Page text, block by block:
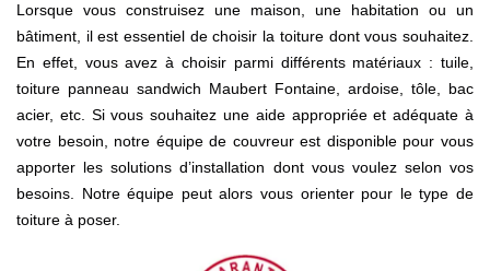
Lorsque vous construisez une maison, une habitation ou un
bâtiment, il est essentiel de choisir la toiture dont vous souhaitez.
En effet, vous avez à choisir parmi différents matériaux : tuile,
toiture panneau sandwich Maubert Fontaine, ardoise, tôle, bac
acier, etc. Si vous souhaitez une aide appropriée et adéquate à
votre besoin, notre équipe de couvreur est disponible pour vous
apporter les solutions d’installation dont vous voulez selon vos
besoins. Notre équipe peut alors vous orienter pour le type de
toiture à poser.